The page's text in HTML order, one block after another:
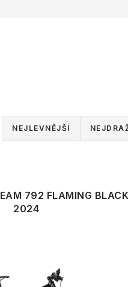
NEJLEVNĚJŠÍ
792 FLAMING BLACK
2024